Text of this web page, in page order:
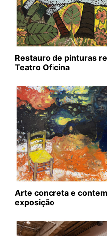
Restauro de pinturas
Teatro Oficina
Arte concreta e
exposição